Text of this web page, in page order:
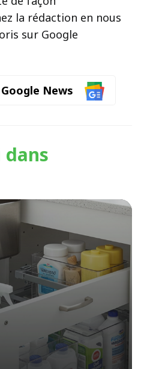
la rédaction en nous
sur Google
News
dans